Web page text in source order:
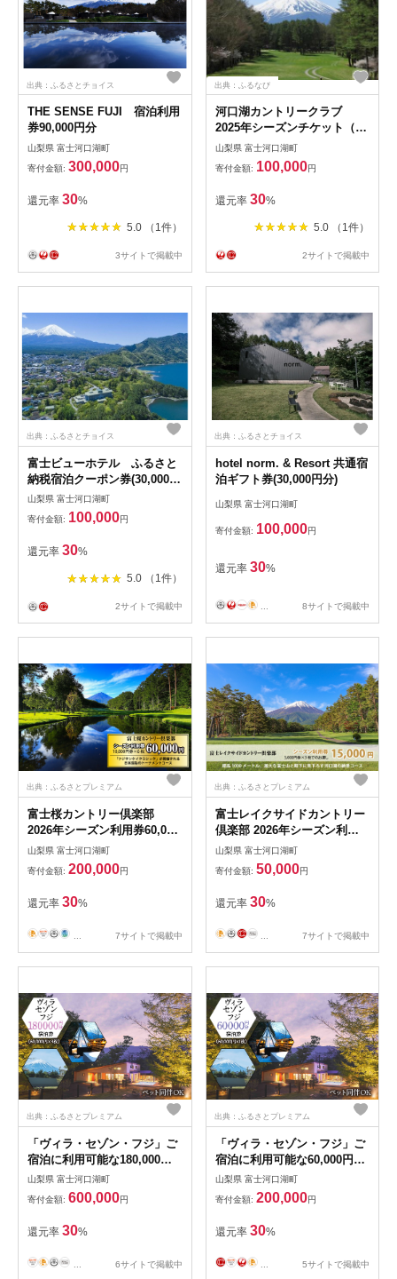
出典：ふるさとチョイス
THE SENSE FUJI 宿泊利用
券90,000円分
山梨県 富士河口湖町
寄付金額: 300,000円
還元率 30%
5.0 （1件）
3サイトで掲載中
出典：ふるなび
河口湖カントリークラブ
2025年シーズンチケット（ご
利用券30,000円分）
山梨県 富士河口湖町
寄付金額: 100,000円
還元率 30%
5.0 （1件）
2サイトで掲載中
出典：ふるさとチョイス
富士ビューホテル ふるさと
納税宿泊クーポン券(30,000円
分)
山梨県 富士河口湖町
寄付金額: 100,000円
還元率 30%
5.0 （1件）
2サイトで掲載中
出典：ふるさとチョイス
hotel norm. & Resort 共通宿
泊ギフト券(30,000円分)
山梨県 富士河口湖町
寄付金額: 100,000円
還元率 30%
8サイトで掲載中
出典：ふるさとプレミアム
富士桜カントリー倶楽部
2026年シーズン利用券60,000
円 FAC007
山梨県 富士河口湖町
寄付金額: 200,000円
還元率 30%
7サイトで掲載中
出典：ふるさとプレミアム
富士レイクサイドカントリー
倶楽部 2026年シーズン利用
券15,000円 FAC004
山梨県 富士河口湖町
寄付金額: 50,000円
還元率 30%
7サイトで掲載中
出典：ふるさとプレミアム
「ヴィラ・セゾン・フジ」ご
宿泊に利用可能な180,000円
分（60,000円×3枚）の宿泊券
山梨県 富士河口湖町
寄付金額: 600,000円
還元率 30%
6サイトで掲載中
出典：ふるさとプレミアム
「ヴィラ・セゾン・フジ」ご
宿泊に利用可能な60,000円分
（60,000円×1枚）の宿泊券
FCY001
山梨県 富士河口湖町
寄付金額: 200,000円
還元率 30%
5サイトで掲載中